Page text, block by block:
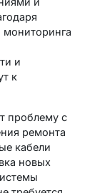
и
к
проблему с
ремонта
кабели
новых